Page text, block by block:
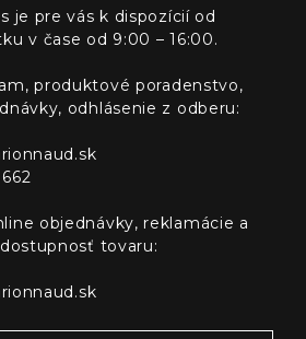
je pre vás k dispozícií od
v čase od 9:00 – 16:00.
produktové poradenstvo,
odhlásenie z odberu:
objednávky, reklamácie a
tovaru: